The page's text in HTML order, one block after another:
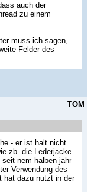
auch der
zu einem
muss ich sagen,
Felder des
TOM
- er ist halt nicht
zb. die Lederjacke
nem halben jahr
Verwendung des
hat dazu nutzt in der